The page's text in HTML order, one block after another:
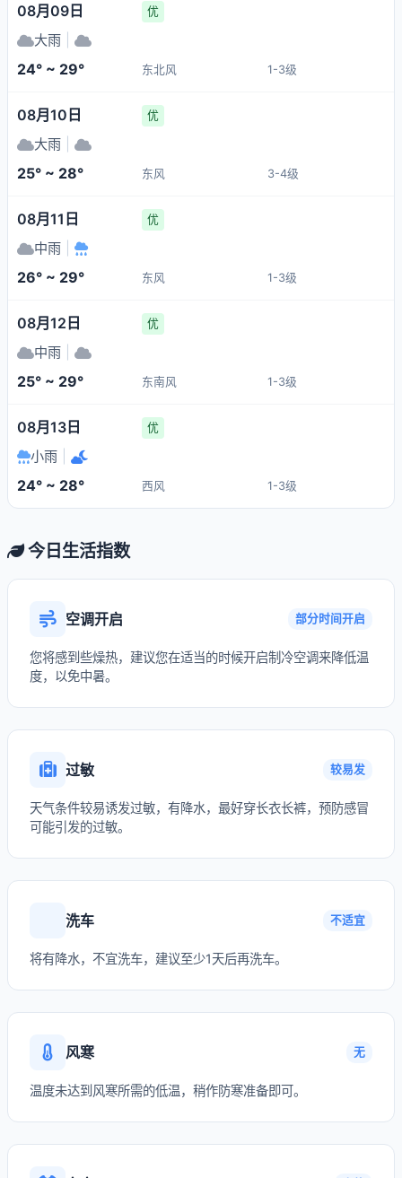
08月09日 优
大雨
24° ~ 29° 东北风 1-3级
08月10日 优
大雨
25° ~ 28° 东风 3-4级
08月11日 优
中雨
26° ~ 29° 东风 1-3级
08月12日 优
中雨
25° ~ 29° 东南风 1-3级
08月13日 优
小雨
24° ~ 28° 西风 1-3级
今日生活指数
空调开启 部分时间开启
您将感到些燥热，建议您在适当的时候开启制冷空调来降低温
度，以免中暑。
过敏 较易发
天气条件较易诱发过敏，有降水，最好穿长衣长裤，预防感冒
可能引发的过敏。
洗车 不适宜
将有降水，不宜洗车，建议至少1天后再洗车。
风寒 无
温度未达到风寒所需的低温，稍作防寒准备即可。